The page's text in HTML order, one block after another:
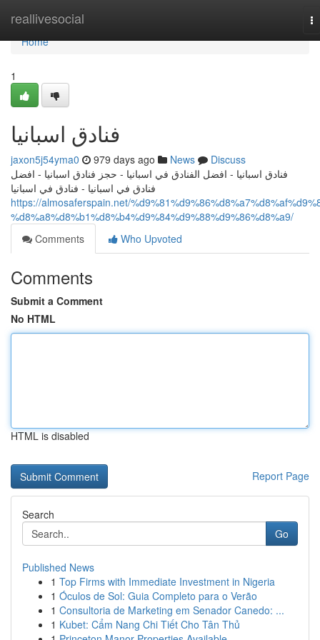
reallivesocial
Home
Home
1
فنادق اسبانيا
jaxon5j54yma0 979 days ago News
Discuss
فنادق اسبانيا - افضل الفنادق في اسبانيا - حجز فنادق اسبانيا - افضل
فنادق في اسبانيا - فنادق في اسبانيا
https://almosaferspain.net/
%d8%a8%d8%b1%d8%b4%d9%84%d9%88%d9%86%d8%a9/
Comments
Who Upvoted
Comments
Submit a Comment
No HTML
HTML is disabled
Report Page
Search
Go
Published News
1 Top Firms with Immediate Investment in Nigeria
1 Óculos de Sol: Guia Completo para o Verão
1 Consultoria de Marketing em Senador Canedo: ...
1 Kubet: Cẩm Nang Chi Tiết Cho Tân Thủ